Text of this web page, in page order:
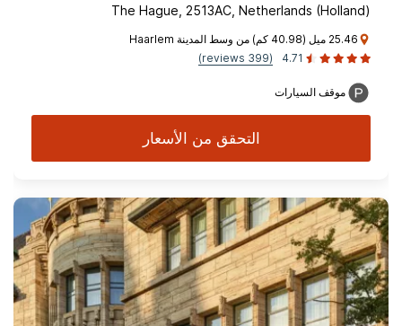
The Hague, 2513AC, Netherlands (Holland)
25.46 ميل (40.98 كم) من وسط المدينة Haarlem
4.71
(399 reviews)
موقف السيارات
التحقق من الأسعار